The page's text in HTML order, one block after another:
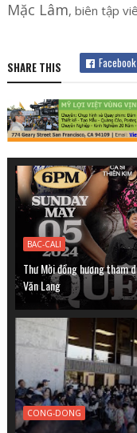
Mặc Lâm, biên tập
SHARE THIS Facebook
BAC-CALI
Thư Mời đồng hương tham
Văn Lang
CONG-DONG